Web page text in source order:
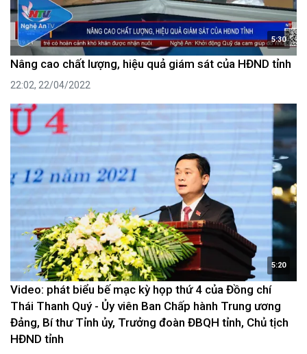
5:30
Nâng cao chất lượng, hiệu quả giám sát của HĐND tỉnh
22:02, 22/04/2022
5:20
Video: phát biểu bế mạc kỳ họp thứ 4 của Đồng chí
Thái Thanh Quý - Ủy viên Ban Chấp hành Trung ương
Đảng, Bí thư Tỉnh ủy, Trưởng đoàn ĐBQH tỉnh, Chủ tịch
HĐND tỉnh